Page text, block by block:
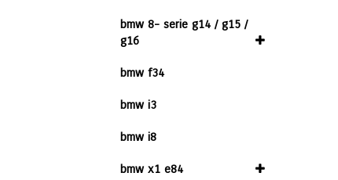
bmw 8- serie g14 / g15 /
g16
bmw f34
bmw i3
bmw i8
bmw x1 e84